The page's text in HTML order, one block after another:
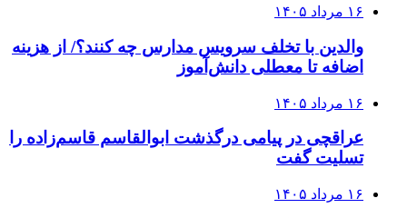
۱۶ مرداد ۱۴۰۵
والدین با تخلف سرویس مدارس چه کنند؟/ از هزینه
اضافه تا معطلی دانش‌آموز
۱۶ مرداد ۱۴۰۵
عراقچی در پیامی درگذشت ابوالقاسم قاسم‌زاده را
تسلیت گفت
۱۶ مرداد ۱۴۰۵